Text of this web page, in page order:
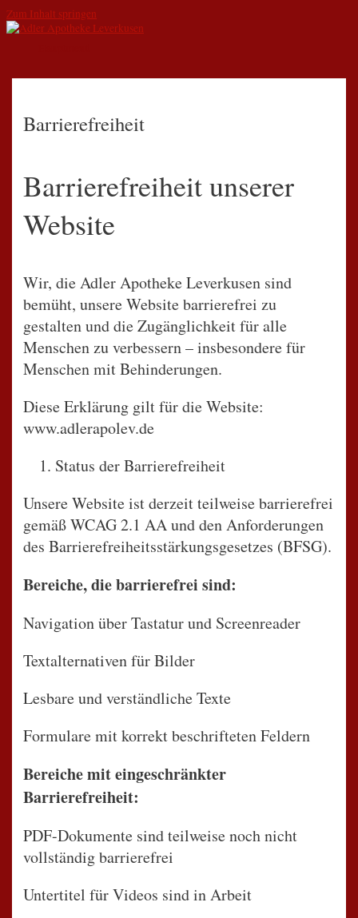
Zum Inhalt springen
Barrierefreiheit
Barrierefreiheit unserer
Website
Wir, die Adler Apotheke Leverkusen sind
bemüht, unsere Website barrierefrei zu
gestalten und die Zugänglichkeit für alle
Menschen zu verbessern – insbesondere für
Menschen mit Behinderungen.
Diese Erklärung gilt für die Website:
www.adlerapolev.de
Status der Barrierefreiheit
Unsere Website ist derzeit teilweise barrierefrei
gemäß WCAG 2.1 AA und den Anforderungen
des Barrierefreiheitsstärkungsgesetzes (BFSG).
Bereiche, die barrierefrei sind:
Navigation über Tastatur und Screenreader
Textalternativen für Bilder
Lesbare und verständliche Texte
Formulare mit korrekt beschrifteten Feldern
Bereiche mit eingeschränkter
Barrierefreiheit:
PDF-Dokumente sind teilweise noch nicht
vollständig barrierefrei
Untertitel für Videos sind in Arbeit